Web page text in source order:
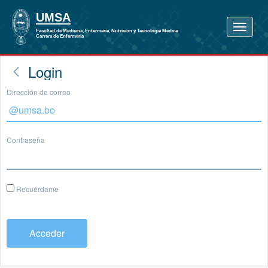
Login
Dirección de correo
Contraseña
Recuérdame
Acceder